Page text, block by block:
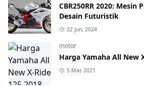
CBR250RR 2020: Mesin
Desain Futuristik
22 Jun, 2024
motor
Harga Yamaha All New
5 Mar, 2021